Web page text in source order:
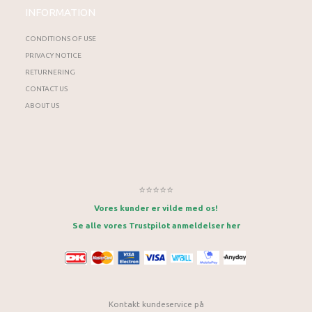
INFORMATION
CONDITIONS OF USE
PRIVACY NOTICE
RETURNERING
CONTACT US
ABOUT US
⭐⭐⭐⭐⭐
Vores kunder er vilde med os!
Se alle vores Trustpilot anmeldelser her
Kontakt kundeservice på